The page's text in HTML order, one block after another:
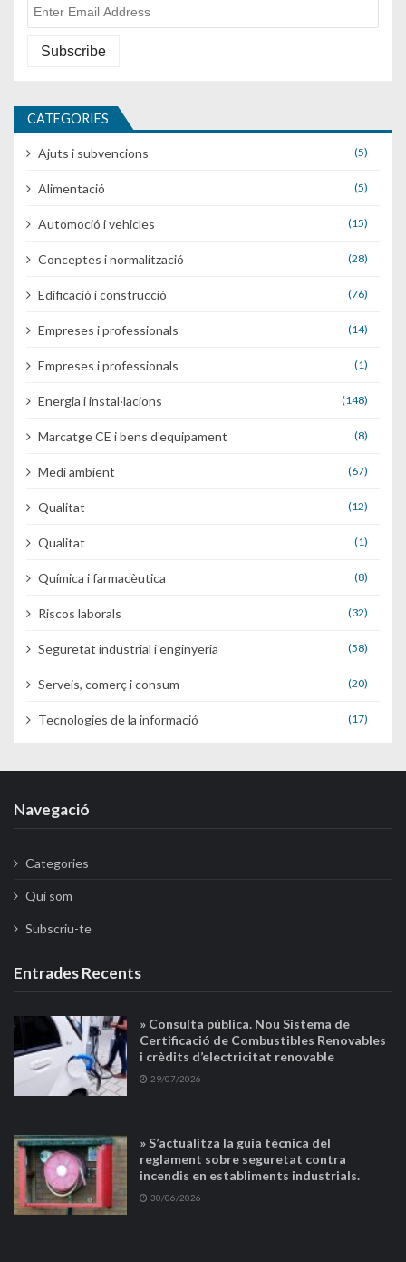
CATEGORIES
Ajuts i subvencions (5)
Alimentació (5)
Automoció i vehicles (15)
Conceptes i normalització (28)
Edificació i construcció (76)
Empreses i professionals (14)
Empreses i professionals (1)
Energia i instal·lacions (148)
Marcatge CE i bens d'equipament (8)
Medi ambient (67)
Qualitat (12)
Qualitat (1)
Química i farmacèutica (8)
Riscos laborals (32)
Seguretat industrial i enginyeria (58)
Serveis, comerç i consum (20)
Tecnologies de la informació (17)
Navegació
Categories
Qui som
Subscriu-te
Entrades Recents
» Consulta pública. Nou Sistema de
Certificació de Combustibles Renovables
i crèdits d’electricitat renovable
29/07/2026
» S’actualitza la guia tècnica del
reglament sobre seguretat contra
incendis en establiments industrials.
30/06/2026